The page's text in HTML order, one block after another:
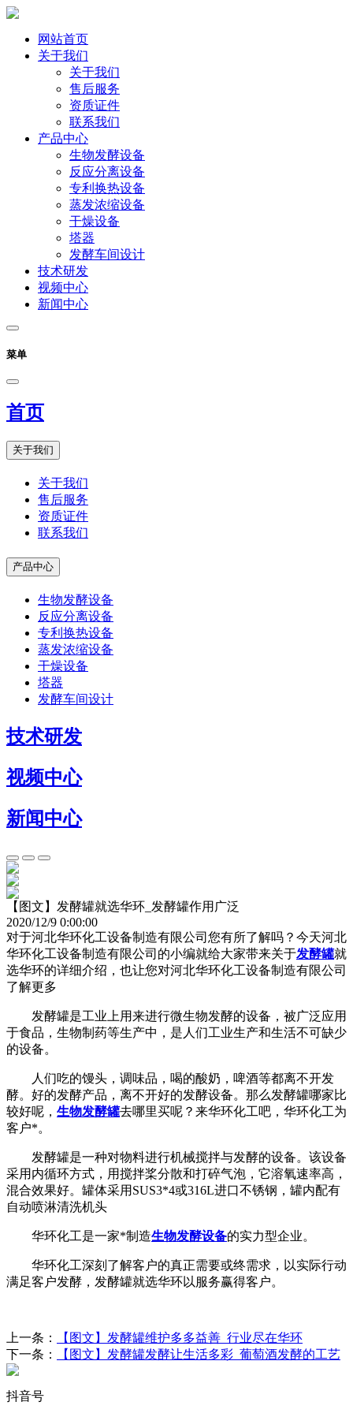
网站首页
关于我们
关于我们
售后服务
资质证件
联系我们
产品中心
生物发酵设备
反应分离设备
专利换热设备
蒸发浓缩设备
干燥设备
塔器
发酵车间设计
技术研发
视频中心
新闻中心
菜单
首页
关于我们
关于我们
售后服务
资质证件
联系我们
产品中心
生物发酵设备
反应分离设备
专利换热设备
蒸发浓缩设备
干燥设备
塔器
发酵车间设计
技术研发
视频中心
新闻中心
【图文】发酵罐就选华环_发酵罐作用广泛
2020/12/9 0:00:00
对于河北华环化工设备制造有限公司您有所了解吗？今天河北
华环化工设备制造有限公司的小编就给大家带来关于发酵罐就
选华环的详细介绍，也让您对河北华环化工设备制造有限公司
了解更多
发酵罐是工业上用来进行微生物发酵的设备，被广泛应用
于食品，生物制药等生产中，是人们工业生产和生活不可缺少
的设备。
人们吃的馒头，调味品，喝的酸奶，啤酒等都离不开发
酵。好的发酵产品，离不开好的发酵设备。那么发酵罐哪家比
较好呢， 生物发酵罐去哪里买呢？来华环化工吧，华环化工为
客户*。
发酵罐是一种对物料进行机械搅拌与发酵的设备。该设备
采用内循环方式，用搅拌桨分散和打碎气泡，它溶氧速率高，
混合效果好。罐体采用SUS3*4或316L进口不锈钢，罐内配有
自动喷淋清洗机头
华环化工是一家*制造生物发酵设备的实力型企业。
华环化工深刻了解客户的真正需要或终需求，以实际行动
满足客户发酵，发酵罐就选华环以服务赢得客户。
上一条：
【图文】发酵罐维护多多益善_行业尽在华环
下一条：
【图文】发酵罐发酵让生活多彩_葡萄酒发酵的工艺
抖音号